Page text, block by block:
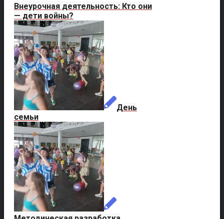
Внеурочная деятельность: Кто они
— дети войны?
День
семьи